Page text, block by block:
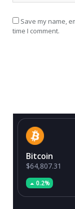
Save my name,
time I comment.
Bitcoin
$64,807.31
0.2%